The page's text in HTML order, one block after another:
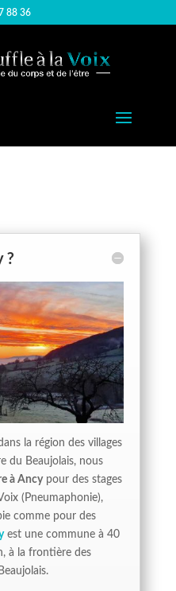
88 36
?
la région des villages
du Beaujolais, nous
à Ancypour des stages
(Pneumaphonie),
comme pour des
est une commune à 40
à la frontière des